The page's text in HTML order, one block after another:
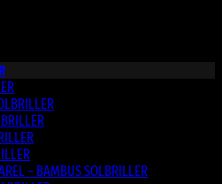
– BAMBUS SOLBRILLER